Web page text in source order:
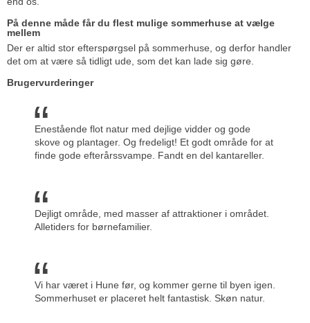
På denne måde får du flest mulige sommerhuse at vælge
mellem
Der er altid stor efterspørgsel på sommerhuse, og derfor handler
det om at være så tidligt ude, som det kan lade sig gøre.
Brugervurderinger
Enestående flot natur med dejlige vidder og gode
skove og plantager. Og fredeligt! Et godt område for at
finde gode efterårssvampe. Fandt en del kantareller.
Dejligt område, med masser af attraktioner i området.
Alletiders for børnefamilier.
Vi har været i Hune før, og kommer gerne til byen igen.
Sommerhuset er placeret helt fantastisk. Skøn natur.